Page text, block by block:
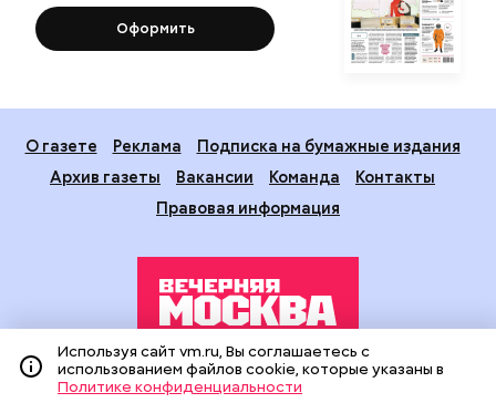
Оформить
О газете Реклама
Подписка на бумажные издания
Архив газеты
Вакансии Команда
Контакты
Правовая информация
Издание создано при финансовой поддержке Департамента
средств массовой информации и рекламы города Москвы.
Используя сайт vm.ru, Вы соглашаетесь с
использованием файлов cookie, которые указаны в
Политике конфиденциальности